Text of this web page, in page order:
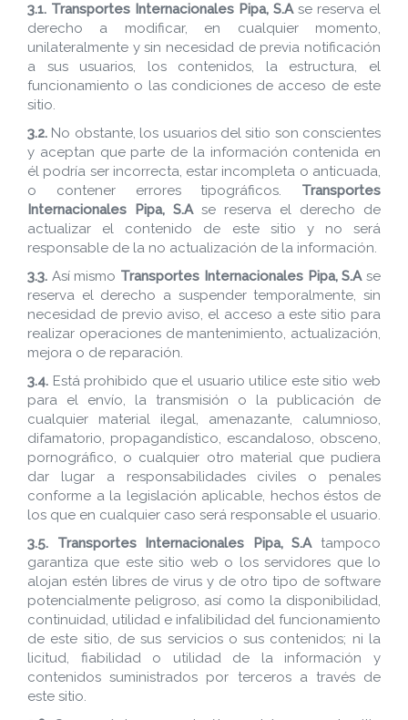
3.1. Transportes Internacionales Pipa, S.Ase reserva el
derecho a modificar, en cualquier momento,
unilateralmente y sin necesidad de previa notificación
a sus usuarios, los contenidos, la estructura, el
funcionamiento o las condiciones de acceso de este
sitio.
3.2. No obstante, los usuarios del sitio son conscientes
y aceptan que parte de la información contenida en
él podría ser incorrecta, estar incompleta o anticuada,
o contener errores tipográficos. Transportes
Internacionales Pipa, S.Ase reserva el derecho de
actualizar el contenido de este sitio y no será
responsable de la no actualización de la información.
3.3. Así mismo Transportes Internacionales Pipa, S.Ase
reserva el derecho a suspender temporalmente, sin
necesidad de previo aviso, el acceso a este sitio para
realizar operaciones de mantenimiento, actualización,
mejora o de reparación.
3.4. Está prohibido que el usuario utilice este sitio web
para el envío, la transmisión o la publicación de
cualquier material ilegal, amenazante, calumnioso,
difamatorio, propagandístico, escandaloso, obsceno,
pornográfico, o cualquier otro material que pudiera
dar lugar a responsabilidades civiles o penales
conforme a la legislación aplicable, hechos éstos de
los que en cualquier caso será responsable el usuario.
3.5.
Transportes Internacionales Pipa, S.Atampoco
garantiza que este sitio web o los servidores que lo
alojan estén libres de virus y de otro tipo de software
potencialmente peligroso, así como la disponibilidad,
continuidad, utilidad e infalibilidad del funcionamiento
de este sitio, de sus servicios o sus contenidos; ni la
licitud, fiabilidad o utilidad de la información y
contenidos suministrados por terceros a través de
este sitio.